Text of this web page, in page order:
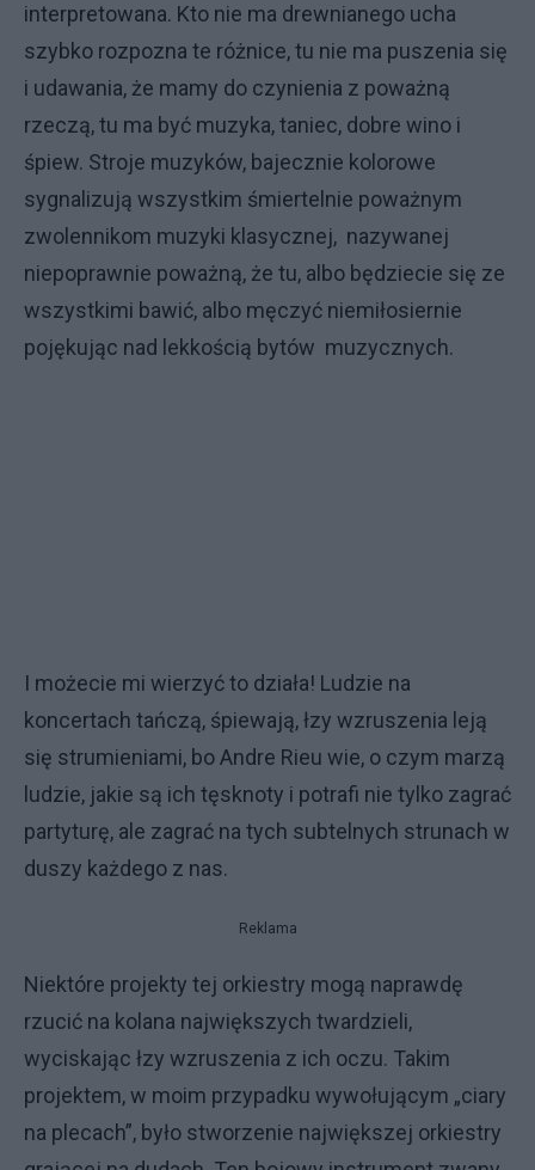
interpretowana. Kto nie ma drewnianego ucha
szybko rozpozna te różnice, tu nie ma puszenia się
i udawania, że mamy do czynienia z poważną
rzeczą, tu ma być muzyka, taniec, dobre wino i
śpiew. Stroje muzyków, bajecznie kolorowe
sygnalizują wszystkim śmiertelnie poważnym
zwolennikom muzyki klasycznej, nazywanej
niepoprawnie poważną, że tu, albo będziecie się ze
wszystkimi bawić, albo męczyć niemiłosiernie
pojękując nad lekkością bytów muzycznych.
I możecie mi wierzyć to działa! Ludzie na
koncertach tańczą, śpiewają, łzy wzruszenia leją
się strumieniami, bo Andre Rieu wie, o czym marzą
ludzie, jakie są ich tęsknoty i potrafi nie tylko zagrać
partyturę, ale zagrać na tych subtelnych strunach w
duszy każdego z nas.
Reklama
Niektóre projekty tej orkiestry mogą naprawdę
rzucić na kolana największych twardzieli,
wyciskając łzy wzruszenia z ich oczu. Takim
projektem, w moim przypadku wywołującym „ciary
na plecach”, było stworzenie największej orkiestry